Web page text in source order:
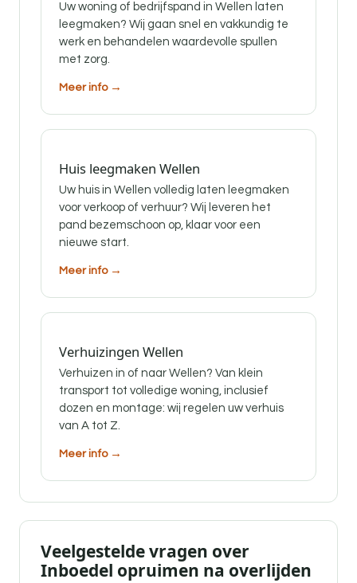
Uw woning of bedrijfspand in Wellen laten
leegmaken? Wij gaan snel en vakkundig te
werk en behandelen waardevolle spullen
met zorg.
Meer info →
Huis leegmaken Wellen
Uw huis in Wellen volledig laten leegmaken
voor verkoop of verhuur? Wij leveren het
pand bezemschoon op, klaar voor een
nieuwe start.
Meer info →
Verhuizingen Wellen
Verhuizen in of naar Wellen? Van klein
transport tot volledige woning, inclusief
dozen en montage: wij regelen uw verhuis
van A tot Z.
Meer info →
Veelgestelde vragen over
Inboedel opruimen na overlijden